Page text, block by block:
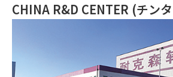
CHINA R&D CENTER (チン